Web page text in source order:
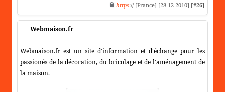
https:// [France] [28-12-2010] [#26]
Webmaison.fr
Webmaison.fr est un site d'information et d'échange pour les
passionés de la décoration, du bricolage et de l'aménagement de
la maison.